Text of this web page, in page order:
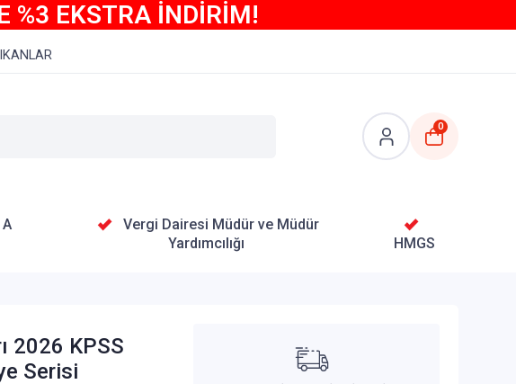
%3 EKSTRA İNDİRİM!
0
Vergi Dairesi Müdür ve Müdür
Yardımcılığı
HMGS
2026 KPSS
Serisi